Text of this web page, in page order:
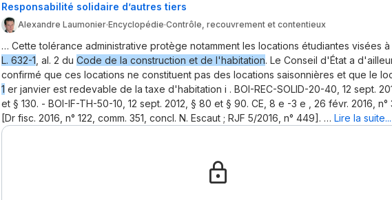
Responsabilité solidaire d’autres tiers
Alexandre Laumonier·Encyclopédie·Contrôle, recouvrement et contentieux
… Cette tolérance administrative protège notamment les locations étudiantes visées à
L. 632-1 , al. 2 du Code de la construction et de l'habitation. Le Conseil d'État a
confirmé que ces locations ne constituent pas des locations saisonnières et que le
1 er janvier est redevable de la taxe d'habitation i . BOI-REC-SOLID-20-40, 12 sept.
et § 130. - BOI-IF-TH-50-10, 12 sept. 2012, § 80 et § 90. CE, 8 e -3 e , 26 févr. 2016,
[Dr fisc. 2016, n° 122, comm. 351, concl. N. Escaut ; RJF 5/2016, n° 449]. … Lire la suite...